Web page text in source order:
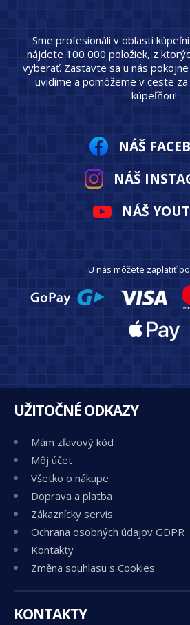
Sme profesionáli v oblasti
nájdete 100 000 položiek, z
vyberať. Zastavte sa u nás
uvidíme a pomôžeme v ceste
kúpeľňou!
NÁŠ
NÁŠ
NÁŠ
U nás môžete zaplatiť
UŽITOČNÉ ODKAZY
Mám zľavový kód
Môj účet
Všetko o nákupe
Doprava a platba
Zákaznícky servis
Ochrana osobných údajov GDPR
Kontakty
Změna souhlasu s Cookies
KONTAKTY